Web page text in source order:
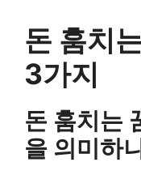
돈 훔치
3가지
돈 훔치는
을 의미하